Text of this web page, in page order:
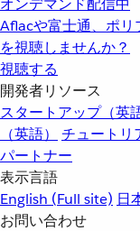
オンデマンド配信中
Aflacや富士通、ポリ
を視聴しませんか？
視聴する
開発者リソース
スタートアップ（英語
（英語）
チュートリ
パートナー
表示言語
English (Full site) 日
お問い合わせ